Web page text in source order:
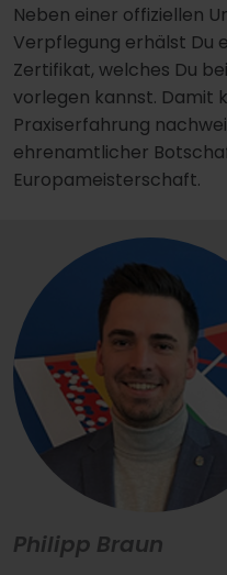
Neben einer offiziellen
Verpflegung erhälst Du
Zertifikat, welches Du
vorlegen kannst. Damit
Praxiserfahrung
ehrenamtlicher
Europameisterschaft.
Philipp Braun